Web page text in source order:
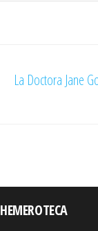
La Doctora Jane
HEMEROTECA